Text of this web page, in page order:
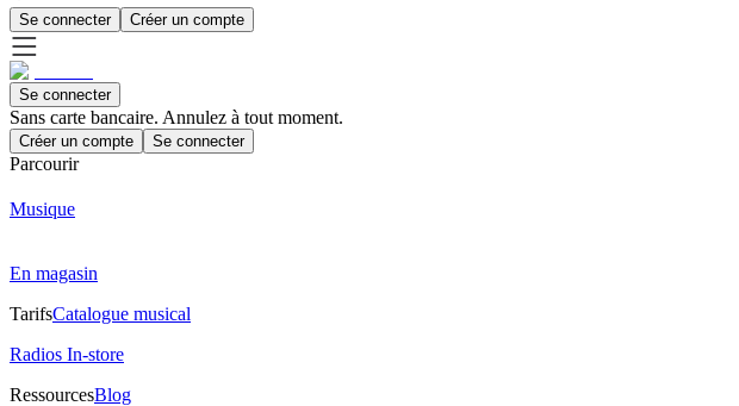
Se connecter Créer un compte
Se connecter
Sans carte bancaire. Annulez à tout moment.
Créer un compte Se connecter
Parcourir
Musique
En magasin
TarifsCatalogue musical
Radios In-store
RessourcesBlog